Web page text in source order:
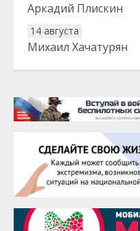
Аркадий Плискин
14 августа
Михаил Хачатурян
20 августа
22 августа
Евгений Ефимов
25 августа
Сэсэгма Бубеева
28 августа
Чингиз Мустафаев
29 августа